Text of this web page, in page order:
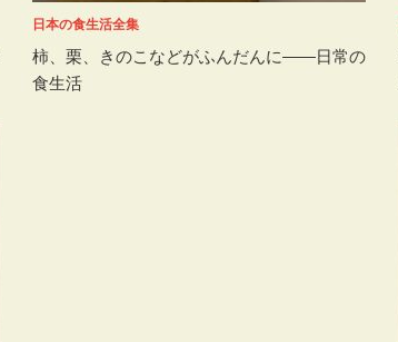
日本の食生活全集
柿、栗、きのこなどがふんだんに――日常の
食生活